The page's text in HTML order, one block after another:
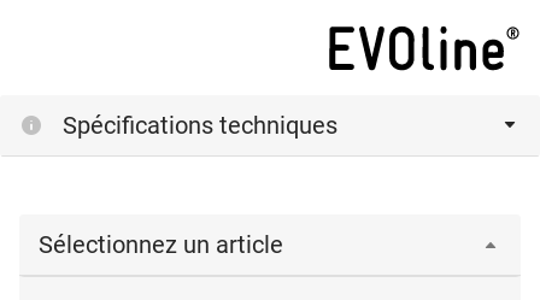
Spécifications techniques
Sélectionnez un article